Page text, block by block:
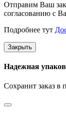
Отправим Ваш
согласованию с
Подробнее тут
Закрыть
Надежная
Сохранит заказ в